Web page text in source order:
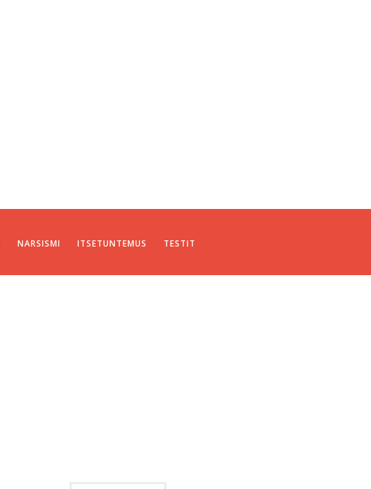
NARSISMI ITSETUNTEMUS TESTIT